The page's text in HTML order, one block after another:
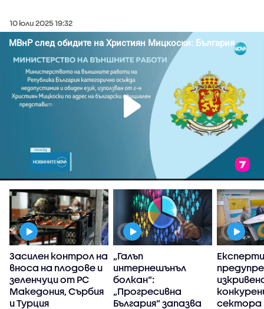
10 юли 2025 19:32
Засилен контрол на
вноса на плодове и
зеленчуци от РС
Македония, Сърбия
и Турция
„Галъп
интернешънъл
болкан“:
„Прогресивна
България“ запазва
Експерти
сектора